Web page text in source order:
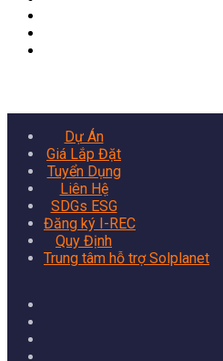
Dự Án
Giá Lắp Đặt
Tuyển Dụng
Liên Hệ
SDGs ESG
Đăng ký I-REC
Quy Định
Trung tâm hỗ trợ Solplanet